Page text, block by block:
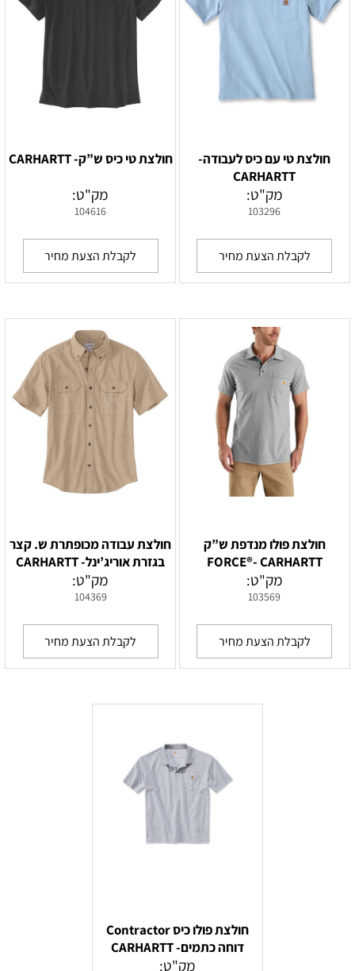
חולצת טי עם כיס לעבודה-
CARHARTT
מק"ט:
103296
לקבלת הצעת מחיר
חולצת טי כיס ש”ק- CARHARTT
מק"ט:
104616
לקבלת הצעת מחיר
חולצת פולו מנדפת ש”ק
FORCE®- CARHARTT
מק"ט:
103569
לקבלת הצעת מחיר
חולצת עבודה מכופתרת ש. קצר
בגזרת אוריג’ינל- CARHARTT
מק"ט:
104369
לקבלת הצעת מחיר
חולצת פולו כיס Contractor
דוחה כתמים- CARHARTT
מק"ט: